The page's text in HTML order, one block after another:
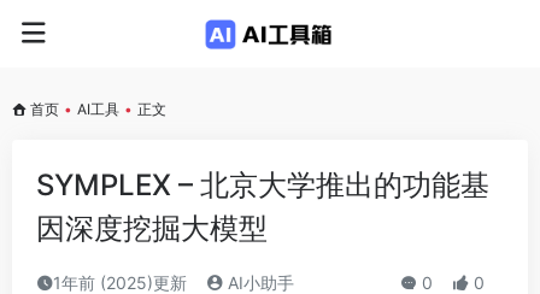
首页 • AI工具 • 正文
SYMPLEX – 北京大学推出的功能基
因深度挖掘大模型
1年前 (2025)更新 AI小助手 0 0